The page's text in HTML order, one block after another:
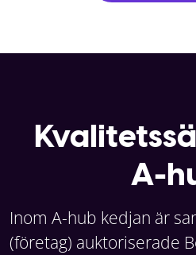
A-
Inom A-hub kedjan är
(företag) auktoriserade